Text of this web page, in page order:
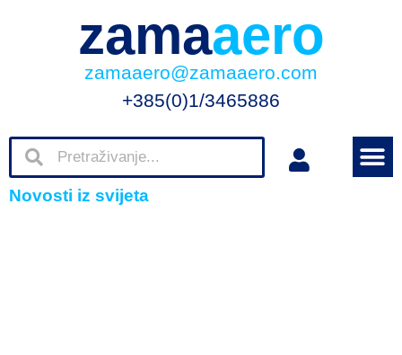
zamaaero
zamaaero@zamaaero.com
+385(0)1/3465886
Novosti iz svijeta